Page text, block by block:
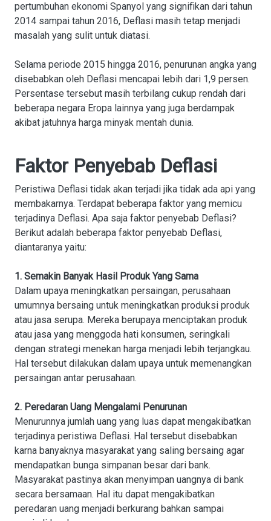
pertumbuhan ekonomi Spanyol yang signifikan dari tahun
2014 sampai tahun 2016, Deflasi masih tetap menjadi
masalah yang sulit untuk diatasi.
Selama periode 2015 hingga 2016, penurunan angka yang
disebabkan oleh Deflasi mencapai lebih dari 1,9 persen.
Persentase tersebut masih terbilang cukup rendah dari
beberapa negara Eropa lainnya yang juga berdampak
akibat jatuhnya harga minyak mentah dunia.
Faktor Penyebab Deflasi
Peristiwa Deflasi tidak akan terjadi jika tidak ada api yang
membakarnya. Terdapat beberapa faktor yang memicu
terjadinya Deflasi. Apa saja faktor penyebab Deflasi?
Berikut adalah beberapa faktor penyebab Deflasi,
diantaranya yaitu:
1. Semakin Banyak Hasil Produk Yang Sama
Dalam upaya meningkatkan persaingan, perusahaan
umumnya bersaing untuk meningkatkan produksi produk
atau jasa serupa. Mereka berupaya menciptakan produk
atau jasa yang menggoda hati konsumen, seringkali
dengan strategi menekan harga menjadi lebih terjangkau.
Hal tersebut dilakukan dalam upaya untuk memenangkan
persaingan antar perusahaan.
2. Peredaran Uang Mengalami Penurunan
Menurunnya jumlah uang yang luas dapat mengakibatkan
terjadinya peristiwa Deflasi. Hal tersebut disebabkan
karna banyaknya masyarakat yang saling bersaing agar
mendapatkan bunga simpanan besar dari bank.
Masyarakat pastinya akan menyimpan uangnya di bank
secara bersamaan. Hal itu dapat mengakibatkan
peredaran uang menjadi berkurang bahkan sampai